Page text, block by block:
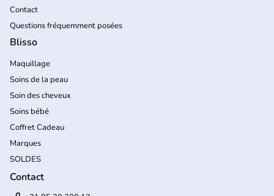
Contact
Questions fréquemment posées
Blisso
Maquillage
Soins de la peau
Soin des cheveux
Soins bébé
Coffret Cadeau
Marques
SOLDES
Contact